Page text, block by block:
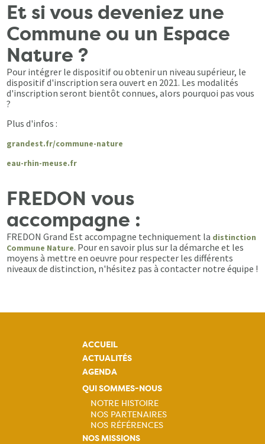
Et si vous deveniez une
Commune ou un Espace
Nature ?
Pour intégrer le dispositif ou obtenir un niveau supérieur, le
dispositif d'inscription sera ouvert en 2021. Les modalités
d'inscription seront bientôt connues, alors pourquoi pas vous
?
Plus d'infos :
grandest.fr/commune-nature
eau-rhin-meuse.fr
FREDON vous
accompagne :
FREDON Grand Est accompagne techniquement la distinction
Commune Nature. Pour en savoir plus sur la démarche et les
moyens à mettre en oeuvre pour respecter les différents
niveaux de distinction, n'hésitez pas à contacter notre équipe !
ACCUEIL
ACTUALITÉS
AGENDA
QUI SOMMES-NOUS
Navigation
NOTRE HISTOIRE
NOS PARTENAIRES
NOS RÉFÉRENCES
NOS MISSIONS